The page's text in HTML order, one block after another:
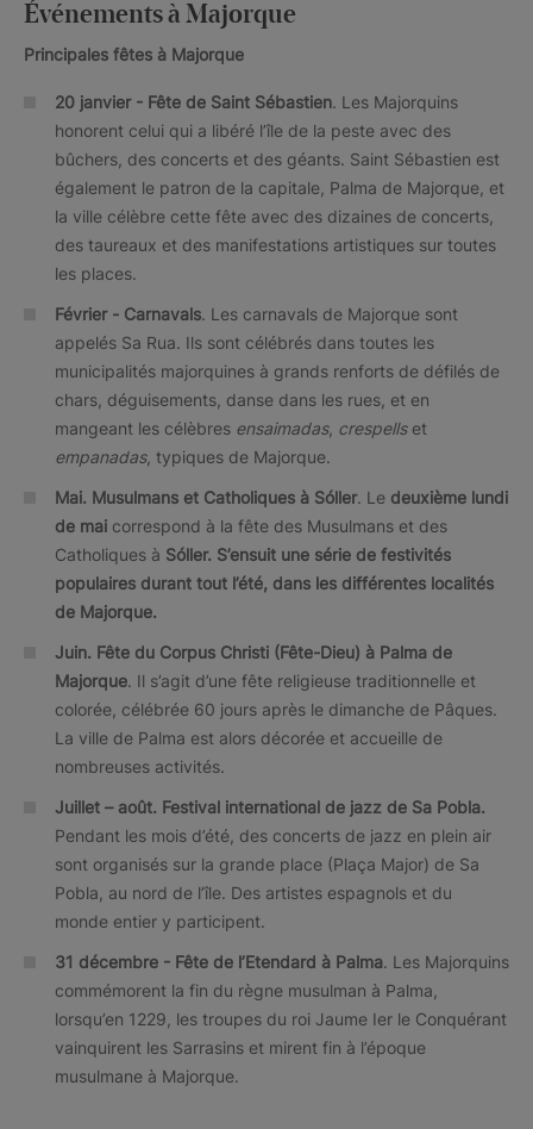
Événements à Majorque
Principales fêtes à Majorque
20 janvier - Fête de Saint Sébastien. Les Majorquins
honorent celui qui a libéré l’île de la peste avec des
bûchers, des concerts et des géants. Saint Sébastien est
également le patron de la capitale, Palma de Majorque, et
la ville célèbre cette fête avec des dizaines de concerts,
des taureaux et des manifestations artistiques sur toutes
les places.
Février - Carnavals. Les carnavals de Majorque sont
appelés Sa Rua. Ils sont célébrés dans toutes les
municipalités majorquines à grands renforts de défilés de
chars, déguisements, danse dans les rues, et en
mangeant les célèbres ensaimadas, crespellset
empanadas, typiques de Majorque.
Mai. Musulmans et Catholiques à Sóller. Le deuxième lundi
de mai correspond à la fête des Musulmans et des
Catholiques à Sóller. S’ensuit une série de festivités
populaires durant tout l’été, dans les différentes localités
de Majorque.
Juin. Fête du Corpus Christi (Fête-Dieu) à Palma de
Majorque. Il s’agit d’une fête religieuse traditionnelle et
colorée, célébrée 60 jours après le dimanche de Pâques.
La ville de Palma est alors décorée et accueille de
nombreuses activités.
Juillet – août. Festival international de jazz de Sa Pobla.
Pendant les mois d’été, des concerts de jazz en plein air
sont organisés sur la grande place (Plaça Major) de Sa
Pobla, au nord de l’île. Des artistes espagnols et du
monde entier y participent.
31 décembre - Fête de l’Etendard à Palma. Les Majorquins
commémorent la fin du règne musulman à Palma,
lorsqu’en 1229, les troupes du roi Jaume Ier le Conquérant
vainquirent les Sarrasins et mirent fin à l’époque
musulmane à Majorque.